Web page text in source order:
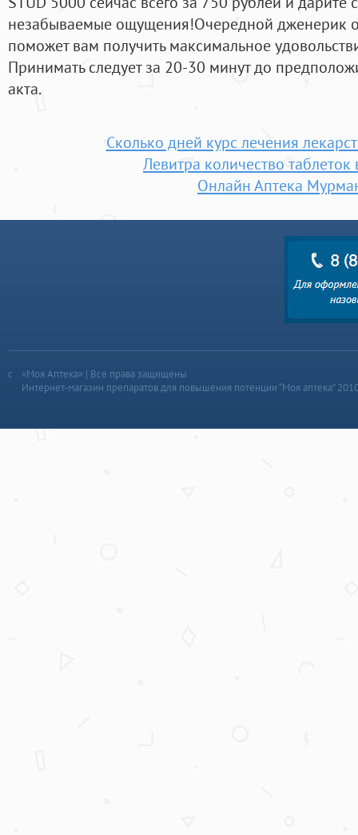
незабываемые ощущения!Очередной дженерик
поможет вам получить максимальное
Принимать следует за 20-30 минут до
акта.
Сколько дней курс лечения
Левитра количество таблеток
Онлайн Аптека
«Моя Аптека» | Все права защищены
Интернет-магазин препаратов для повышения потенции “Моя аптека”